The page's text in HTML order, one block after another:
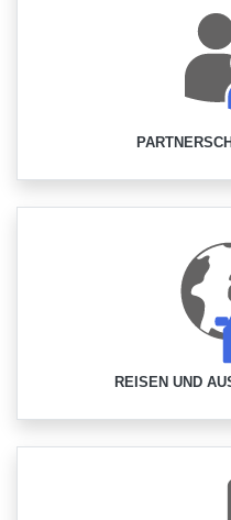
REISEN UND